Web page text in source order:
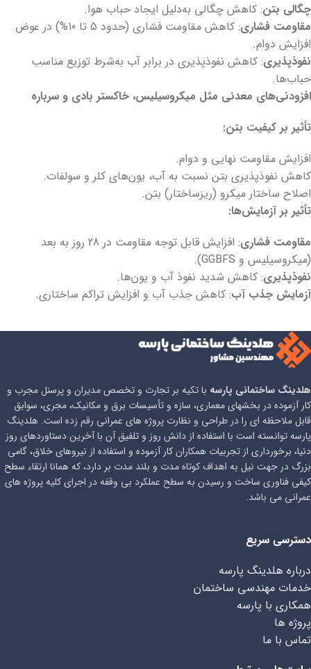
چگالی بتن: کاهش چگالی به‌دلیل ایجاد حباب هوا.
مقاومت فشاری
: کاهش مقاومت فشاری (حدود 5 تا 10%) در عوض
افزایش دوام.
نفوذپذیری: کاهش نفوذپذیری در برابر آب به‌شرط توزیع مناسب
حباب‌ها.
افزودنی‌های معدنی مثل میکروسیلیس، خاکستر بادی و سرباره
تأثیر بر کیفیت بتن:
افزایش مقاومت نهایی و دوام.
کاهش نفوذپذیری بتن نسبت به آب، یون‌های کلر و سولفات.
اصلاح ساختار میکرو (ریزساختار) بتن.
تأثیر بر آزمایش‌ها:
مقاومت فشاری
: افزایش قابل توجه مقاومت در 28 روز به بعد
(میکروسیلیس و GGBFS).
نفوذپذیری: کاهش شدید نفوذ آب و یون‌ها.
آزمایش جذب آب: کاهش جذب آب و افزایش تراکم ساختاری.
هلدینگ ساختمانی پارسه با تکیه بر تجارت و تخصص مدیران و پرسنل مجرب و
کار آزموده در بخشهای معماری، سازه و تأسیسات برق و مکانیک، مجری، سوابق
قابل ملاحظه ای را در طراحی و نظارت پروژه های عمرانی رقم زده است. هلدینگ
پارسه توانسته است با استفاده از دانش روز و تلفیق آن با آخرین دستاوردهای روز
دنیا، برخورداری از تجربیات همکاران کار آزموده و استفاده از نیروهای خلاق، گامی
بزرگ در جهت نیل به اهداف کوتاه مدت و بلند مدت بر دارد، که همانا ارتقاء سطح
کیفی فناوری ساخت و رسیدن به سطح عملکرد بی وقفه در اجرای کلیه پروژه های
عمرانی می باشد.
دسترسی سریع
درباره هلدینگ پارسه
خدمات مهندسی ساختمان
همکاری با پارسه
پروژه ها
تماس با ما